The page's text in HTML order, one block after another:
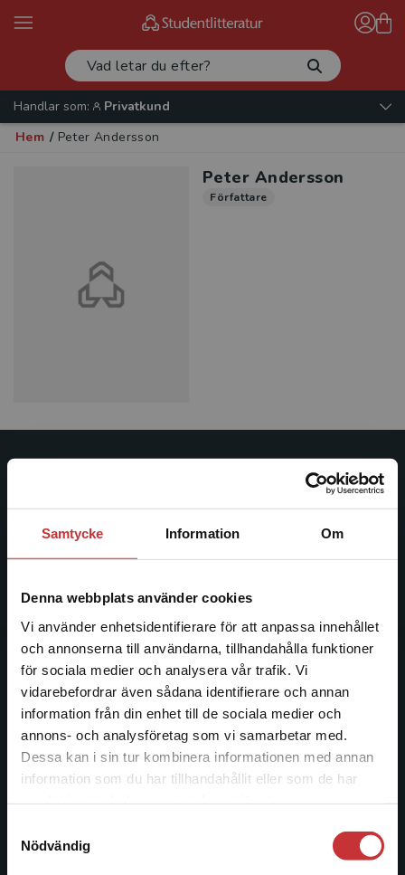
Samtycke Information Om
Denna webbplats använder cookies
Vi använder enhetsidentifierare för att anpassa innehållet
och annonserna till användarna, tillhandahålla funktioner
för sociala medier och analysera vår trafik. Vi
vidarebefordrar även sådana identifierare och annan
information från din enhet till de sociala medier och
annons- och analysföretag som vi samarbetar med.
Dessa kan i sin tur kombinera informationen med annan
information som du har tillhandahållit eller som de har
Nödvändig
Begränsad fraktregion
Det verkar som att du besöker
studentlitteratur.se via en enhet utanför Sverige.
Vi erbjuder inte leveranser utanför Sverige. För
att kunna slutföra ett köp måste
Handlar som:
Privatkund
Hem / Peter Andersson
Peter Andersson
Författare
ledande utbildningsförlag. Med läromedel, kurslitteratur,
facklitteratur, utbildningar och digitala
längs hela kunskapsresan.
Kontakta oss
Kontakta oss
046-31 20 00
Postadress:
Box 141
221 00 Lund
Besöksadress: